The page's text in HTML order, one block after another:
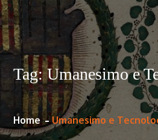
Tag:Umanesimo e
Home Umanesimo e